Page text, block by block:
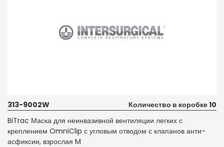
313-9002W
Количество в коробке 10
BiTrac Маска для неинвазивной вентиляции легких с
креплением OmniClip с угловым отводом с клапанов анти-
асфиксии, взрослая M